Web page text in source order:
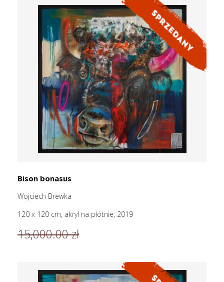
Bison bonasus
Wojciech Brewka
120 x 120 cm, akryl na płótnie, 2019
15,000.00 zł